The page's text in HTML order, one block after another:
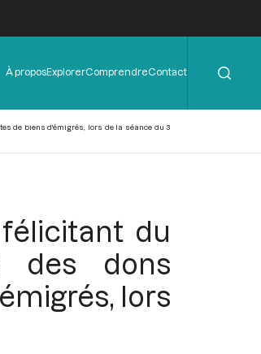
Menu
de
À proposExplorerComprendreContact
de biens d'émigrés, lors de la séance du 3
du
des dons
lors